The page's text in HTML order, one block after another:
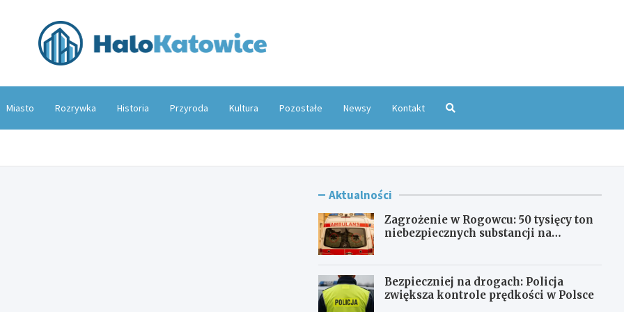
Miasto Rozrywka Historia Przyroda Kultura Pozostałe Newsy Kontakt
Aktualności
Zagrożenie w Rogowcu: 50 tysięcy ton
niebezpiecznych substancji na
Bezpieczniej na drogach: Policja
zwiększa kontrole prędkości w Polsce